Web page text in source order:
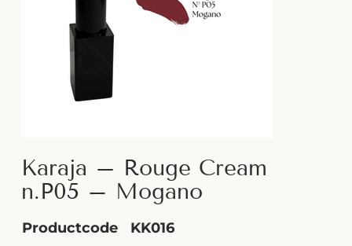
Karaja – Rouge Cream
n.P05 – Mogano
Productcode KK016